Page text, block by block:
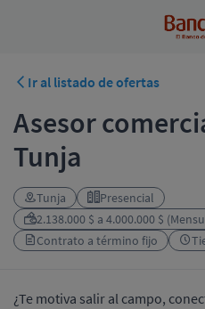
Ir al listado de ofertas
Asesor
Tunja
Tunja
Presencial
2.138.000 $ a 4.000.000 $
Contrato a término fijo
¿Te motiva salir al campo,